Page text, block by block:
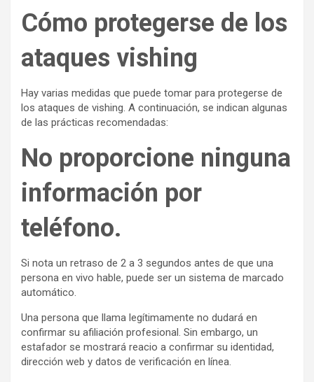
Cómo protegerse de los
ataques vishing
Hay varias medidas que puede tomar para protegerse de
los ataques de vishing. A continuación, se indican algunas
de las prácticas recomendadas:
No proporcione ninguna
información por
teléfono.
Si nota un retraso de 2 a 3 segundos antes de que una
persona en vivo hable, puede ser un sistema de marcado
automático.
Una persona que llama legítimamente no dudará en
confirmar su afiliación profesional. Sin embargo, un
estafador se mostrará reacio a confirmar su identidad,
dirección web y datos de verificación en línea.